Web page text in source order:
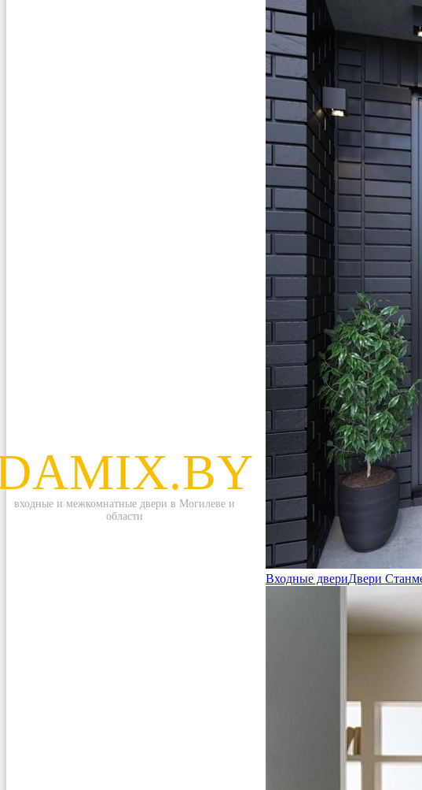
входные и межкомнатные двери в Могилеве и
области
Входные двериДвери